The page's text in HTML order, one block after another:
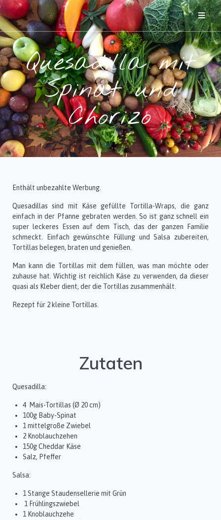
Quesadilla mit
Spinat und
Chorizo
Enthält unbezahlte Werbung.
Quesadillas sind mit Käse gefüllte Tortilla-Wraps, die ganz
einfach in der Pfanne gebraten werden. So ist ganz schnell ein
super leckeres Essen auf dem Tisch, das der ganzen Familie
schmeckt. Einfach gewünschte Füllung und Salsa zubereiten,
Tortillas belegen, braten und genießen.
Man kann die Tortillas mit dem füllen, was man möchte oder
zuhause hat. Wichtig ist reichlich Käse zu verwenden, da dieser
quasi als Kleber dient, der die Tortillas zusammenhält.
Rezept für 2 kleine Tortillas.
Zutaten
Quesadilla:
4 Mais-Tortillas (Ø 20 cm)
100g Baby-Spinat
1 mittelgroße Zwiebel
2 Knoblauchzehen
150g Cheddar Käse
Salz, Pfeffer
Salsa:
1 Stange Staudensellerie mit Grün
1 Frühlingszwiebel
1 Knoblauchzehe